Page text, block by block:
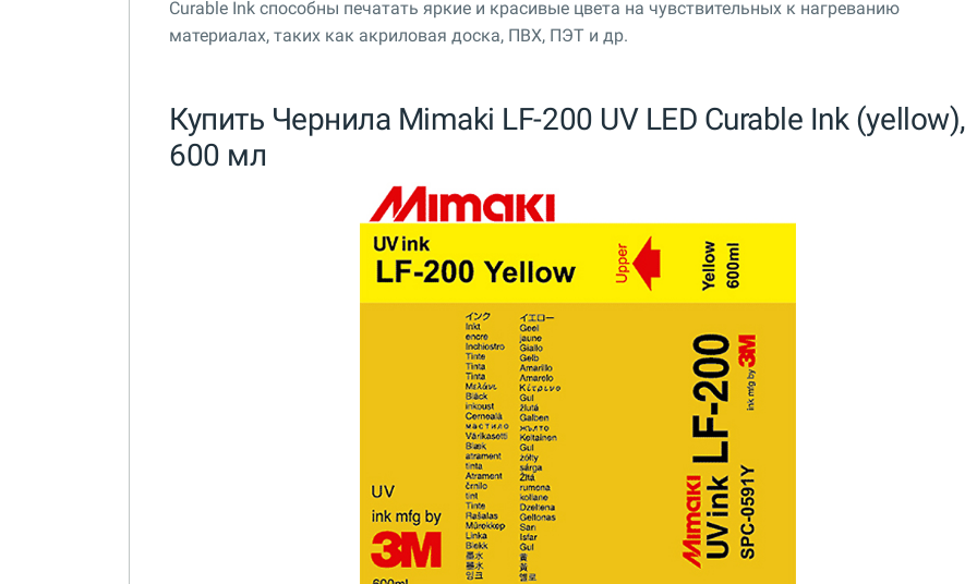
Curable Ink способны печатать яркие и красивые цвета на чувствительных к нагреванию
материалах, таких как акриловая доска, ПВХ, ПЭТ и др.
Купить Чернила Mimaki LF-200 UV LED Curable Ink (yellow),
600 мл